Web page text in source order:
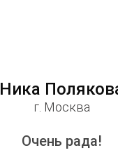
Ника
г. Москва
Очень рада!